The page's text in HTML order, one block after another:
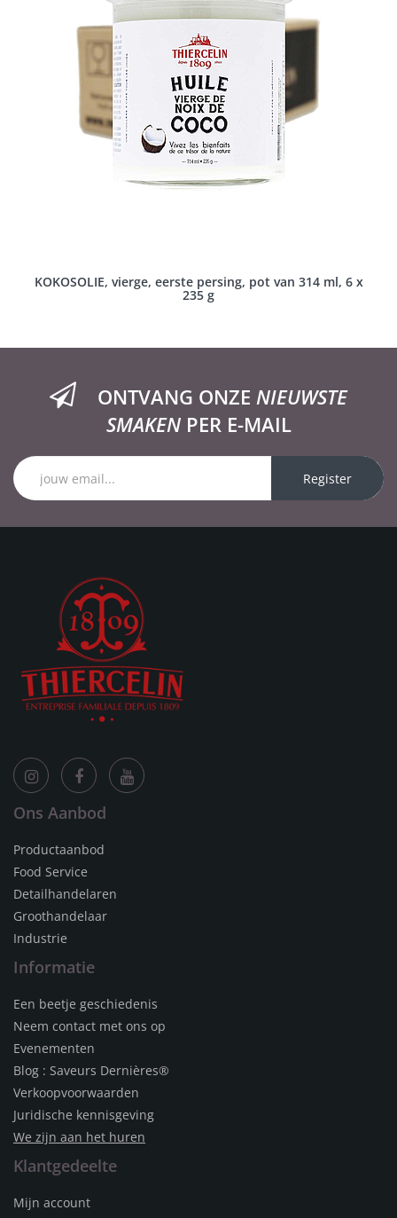
KOKOSOLIE, vierge, eerste persing, pot van 314 ml, 6 x
235 g
ONTVANG ONZE NIEUWSTE
SMAKENPER E-MAIL
Register
Ons Aanbod
Productaanbod
Food Service
Detailhandelaren
Groothandelaar
Industrie
Informatie
Een beetje geschiedenis
Neem contact met ons op
Evenementen
Blog : Saveurs Dernières®
Verkoopvoorwaarden
Juridische kennisgeving
We zijn aan het huren
Klantgedeelte
Mijn account